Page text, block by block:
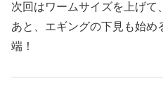
次回はワームサイズを上げて
あと、エギングの下見も始
端！